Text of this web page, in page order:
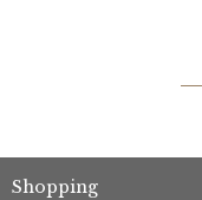
Shopping